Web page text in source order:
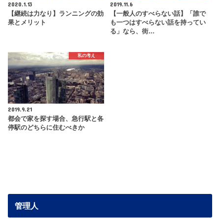
2020.1.13
【継続は力なり】ランニングの効
果とメリット
2019.11.6
【一般人のすべらない話】「誰で
も一つはすべらない話を持ってい
る」なら、街…
私の考え
2019.9.21
都会で家を探す場合、急行駅と各
停駅のどちらに住むべきか
管理人